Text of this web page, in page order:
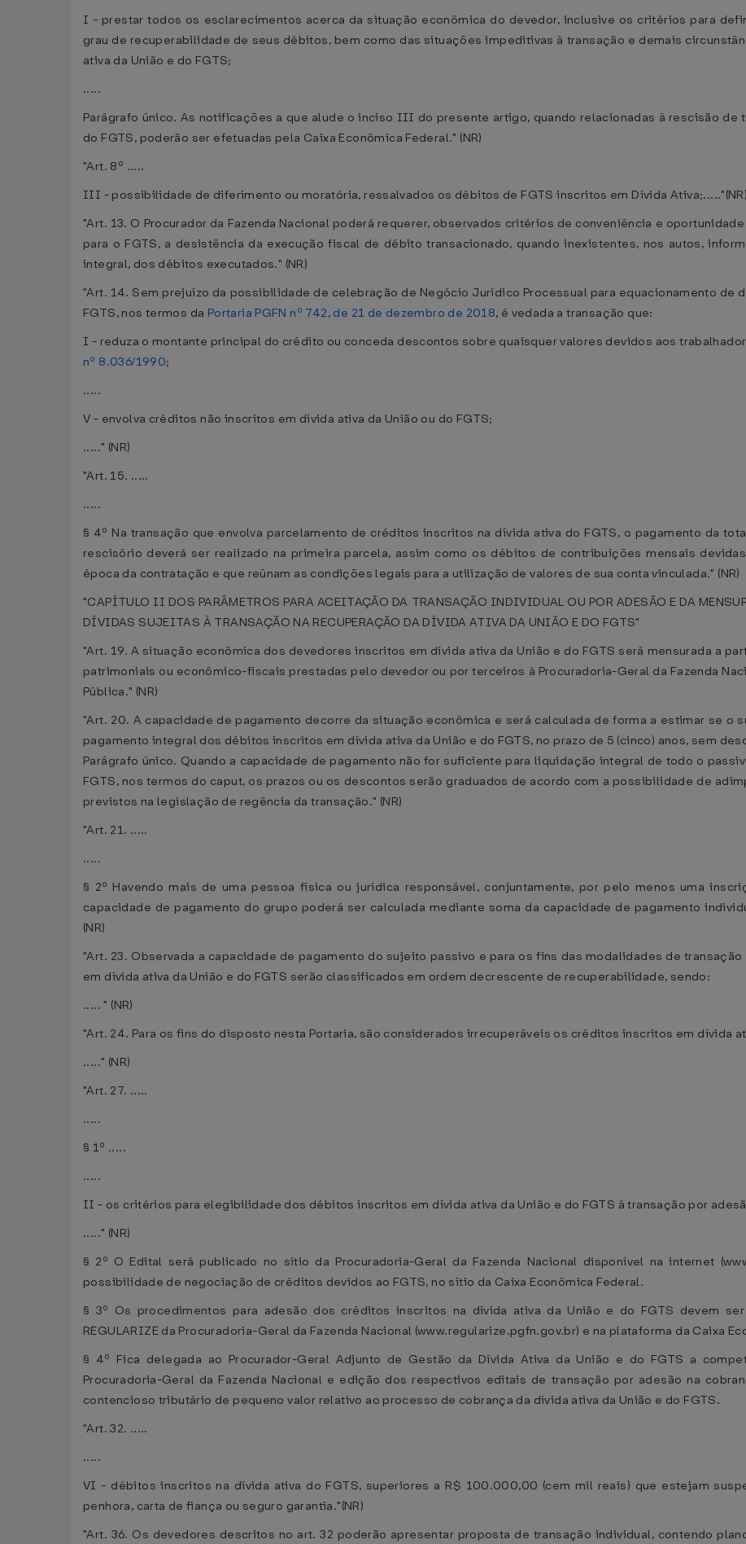
I - prestar todos os esclarecimentos acerca da situação econômica do devedor, inclusive os critérios para
grau de recuperabilidade de seus débitos, bem como das situações impeditivas à transação e demais
ativa da União e do FGTS;
.....
Parágrafo único. As notificações a que alude o inciso III do presente artigo, quando relacionadas à rescisão
do FGTS, poderão ser efetuadas pela Caixa Econômica Federal." (NR)
"Art. 8º .....
III - possibilidade de diferimento ou moratória, ressalvados os débitos de FGTS inscritos em Dívida Ativa;....."(NR)
"Art. 13. O Procurador da Fazenda Nacional poderá requerer, observados critérios de conveniência e
para o FGTS, a desistência da execução fiscal de débito transacionado, quando inexistentes, nos autos,
integral, dos débitos executados." (NR)
"Art. 14. Sem prejuízo da possibilidade de celebração de Negócio Jurídico Processual para equacionamento de
FGTS, nos termos da Portaria PGFN nº 742, de 21 de dezembro de 2018, é vedada a transação que:
I - reduza o montante principal do crédito ou conceda descontos sobre quaisquer valores devidos aos
nº 8.036/1990;
.....
V - envolva créditos não inscritos em dívida ativa da União ou do FGTS;
....." (NR)
"Art. 15. .....
.....
§ 4º Na transação que envolva parcelamento de créditos inscritos na dívida ativa do FGTS, o pagamento da
rescisório deverá ser realizado na primeira parcela, assim como os débitos de contribuições mensais
época da contratação e que reúnam as condições legais para a utilização de valores de sua conta vinculada." (NR)
"CAPÍTULO II DOS PARÂMETROS PARA ACEITAÇÃO DA TRANSAÇÃO INDIVIDUAL OU POR ADESÃO E DA
DÍVIDAS SUJEITAS À TRANSAÇÃO NA RECUPERAÇÃO DA DÍVIDA ATIVA DA UNIÃO E DO FGTS"
"Art. 19. A situação econômica dos devedores inscritos em dívida ativa da União e do FGTS será mensurada a
patrimoniais ou econômico-fiscais prestadas pelo devedor ou por terceiros à Procuradoria-Geral da Fazenda
Pública." (NR)
"Art. 20. A capacidade de pagamento decorre da situação econômica e será calculada de forma a estimar se
pagamento integral dos débitos inscritos em dívida ativa da União e do FGTS, no prazo de 5 (cinco) anos, sem
Parágrafo único. Quando a capacidade de pagamento não for suficiente para liquidação integral de todo o
FGTS, nos termos do caput, os prazos ou os descontos serão graduados de acordo com a possibilidade de
previstos na legislação de regência da transação." (NR)
"Art. 21. .....
.....
§ 2º Havendo mais de uma pessoa física ou jurídica responsável, conjuntamente, por pelo menos uma
capacidade de pagamento do grupo poderá ser calculada mediante soma da capacidade de pagamento
(NR)
"Art. 23. Observada a capacidade de pagamento do sujeito passivo e para os fins das modalidades de
em dívida ativa da União e do FGTS serão classificados em ordem decrescente de recuperabilidade, sendo:
..... " (NR)
"Art. 24. Para os fins do disposto nesta Portaria, são considerados irrecuperáveis os créditos inscritos em dívida
....." (NR)
"Art. 27. .....
.....
§ 1º .....
.....
II - os critérios para elegibilidade dos débitos inscritos em dívida ativa da União e do FGTS à transação por
....." (NR)
§ 2º O Edital será publicado no sítio da Procuradoria-Geral da Fazenda Nacional disponível na internet
possibilidade de negociação de créditos devidos ao FGTS, no sítio da Caixa Econômica Federal.
§ 3º Os procedimentos para adesão dos créditos inscritos na dívida ativa da União e do FGTS devem
REGULARIZE da Procuradoria-Geral da Fazenda Nacional (www.regularize.pgfn.gov.br) e na plataforma da Caixa
§ 4º Fica delegada ao Procurador-Geral Adjunto de Gestão da Dívida Ativa da União e do FGTS a
Procuradoria-Geral da Fazenda Nacional e edição dos respectivos editais de transação por adesão na
contencioso tributário de pequeno valor relativo ao processo de cobrança da dívida ativa da União e do FGTS.
"Art. 32. .....
.....
VI - débitos inscritos na dívida ativa do FGTS, superiores a R$ 100.000,00 (cem mil reais) que estejam
penhora, carta de fiança ou seguro garantia."(NR)
"Art. 36. Os devedores descritos no art. 32 poderão apresentar proposta de transação individual, contendo